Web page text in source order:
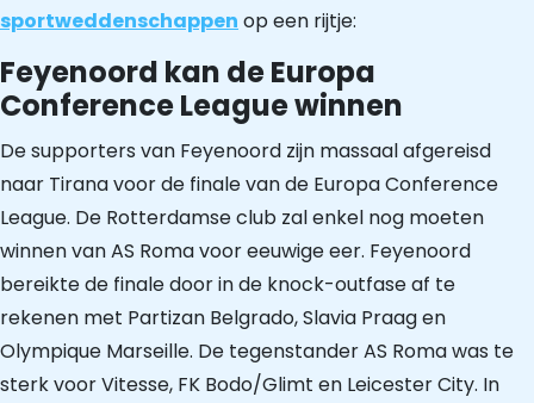
sportweddenschappen op een rijtje:
Feyenoord kan de Europa
Conference League winnen
De supporters van Feyenoord zijn massaal afgereisd
naar Tirana voor de finale van de Europa Conference
League. De Rotterdamse club zal enkel nog moeten
winnen van AS Roma voor eeuwige eer. Feyenoord
bereikte de finale door in de knock-outfase af te
rekenen met Partizan Belgrado, Slavia Praag en
Olympique Marseille. De tegenstander AS Roma was te
sterk voor Vitesse, FK Bodo/Glimt en Leicester City. In